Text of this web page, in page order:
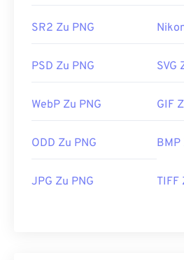
SR2 Zu PNG
PSD Zu PNG SVG
WebP Zu PNG GIF
ODD Zu PNG BMP
JPG Zu PNG TIFF